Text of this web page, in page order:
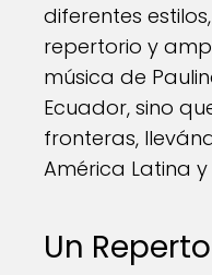
diferentes
repertorio y
música de
Ecuador, sino
fronteras,
América Latina
Un